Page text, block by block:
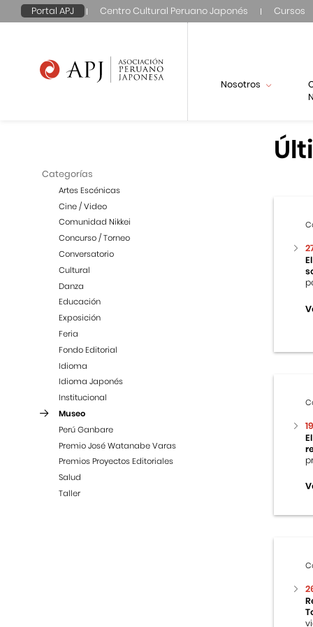
Portal APJ Centro Cultural Peruano Japonés Cursos
Nosotros
Categorías
Artes Escénicas
Cine / Video
Comunidad Nikkei
Concurso / Torneo
Conversatorio
Cultural
Danza
Educación
Exposición
Feria
Fondo Editorial
Idioma
Idioma Japonés
Institucional
Museo
Perú Ganbare
Premio José Watanabe Varas
Premios Proyectos Editoriales
Salud
Taller